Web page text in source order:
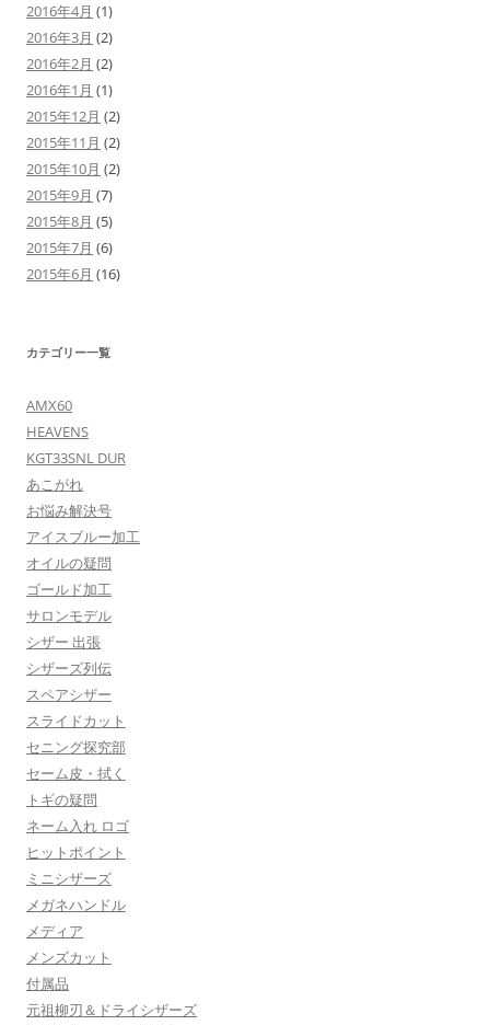
2016年4月 (1)
2016年3月 (2)
2016年2月 (2)
2016年1月 (1)
2015年12月 (2)
2015年11月 (2)
2015年10月 (2)
2015年9月 (7)
2015年8月 (5)
2015年7月 (6)
2015年6月 (16)
カテゴリー一覧
AMX60
HEAVENS
KGT33SNL DUR
あこがれ
お悩み解決号
アイスブルー加工
オイルの疑問
ゴールド加工
サロンモデル
シザー 出張
シザーズ列伝
スペアシザー
スライドカット
セニング探究部
セーム皮・拭く
トギの疑問
ネーム入れ ロゴ
ヒットポイント
ミニシザーズ
メガネハンドル
メディア
メンズカット
付属品
元祖柳刃＆ドライシザーズ